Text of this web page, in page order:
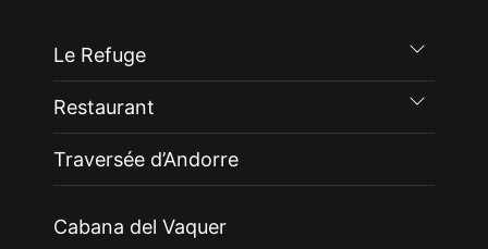
Le Refuge
Restaurant
Traversée d’Andorre
Cabana del Vaquer